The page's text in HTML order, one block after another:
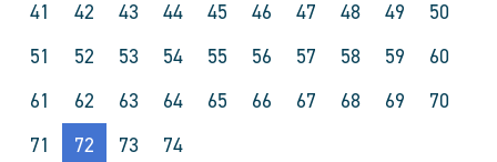
41
42 43 44 45 46 47 48 49
50
51
52 53 54 55 56 57 58 59
60
61
62 63 64 65 66 67 68 69
70
71
72 73 74